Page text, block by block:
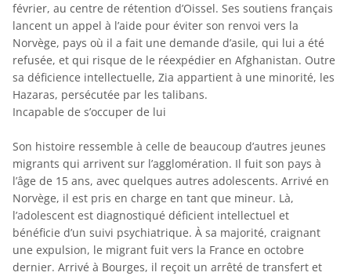
février, au centre de rétention d’Oissel. Ses soutiens français
lancent un appel à l’aide pour éviter son renvoi vers la
Norvège, pays où il a fait une demande d’asile, qui lui a été
refusée, et qui risque de le réexpédier en Afghanistan. Outre
sa déficience intellectuelle, Zia appartient à une minorité, les
Hazaras, persécutée par les talibans.
Incapable de s’occuper de lui
Son histoire ressemble à celle de beaucoup d’autres jeunes
migrants qui arrivent sur l’agglomération. Il fuit son pays à
l’âge de 15 ans, avec quelques autres adolescents. Arrivé en
Norvège, il est pris en charge en tant que mineur. Là,
l’adolescent est diagnostiqué déficient intellectuel et
bénéficie d’un suivi psychiatrique. À sa majorité, craignant
une expulsion, le migrant fuit vers la France en octobre
dernier. Arrivé à Bourges, il reçoit un arrêté de transfert et